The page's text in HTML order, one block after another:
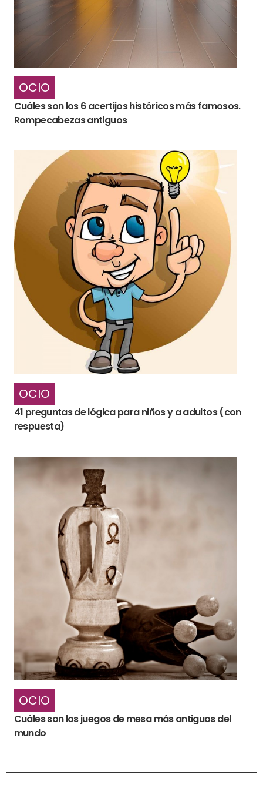
OCIO
Cuáles son los 6 acertijos históricos más famosos.
Rompecabezas antiguos
OCIO
41 preguntas de lógica para niños y a adultos (con
respuesta)
OCIO
Cuáles son los juegos de mesa más antiguos del
mundo